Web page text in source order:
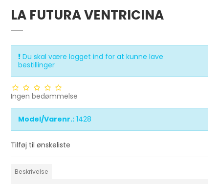
LA FUTURA VENTRICINA
Du skal være logget ind for at kunne lave
bestillinger
Ingen bedømmelse
Model/Varenr.: 1428
Tilføj til ønskeliste
Beskrivelse